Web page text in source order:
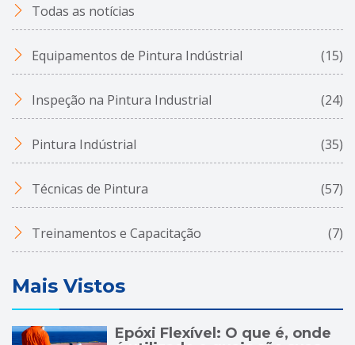
Todas as notícias
Equipamentos de Pintura Indústrial (15)
Inspeção na Pintura Industrial (24)
Pintura Indústrial (35)
Técnicas de Pintura (57)
Treinamentos e Capacitação (7)
Mais Vistos
Epóxi Flexível: O que é, onde